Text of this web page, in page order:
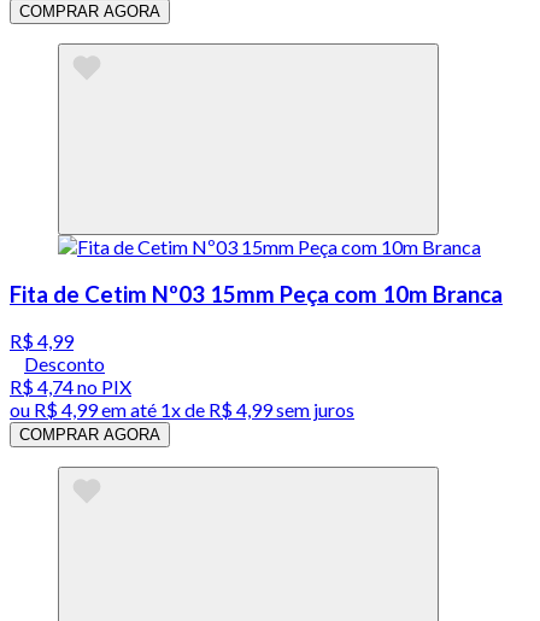
COMPRAR AGORA
Fita de Cetim Nº03 15mm Peça com 10m Branca
R$ 4,99
Desconto
R$ 4,74no PIX
ou R$ 4,99em até 1x de R$ 4,99sem juros
COMPRAR AGORA